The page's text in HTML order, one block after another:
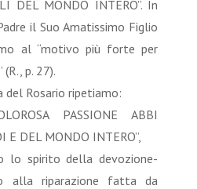
DEL MONDO INTERO”. In
il Suo Amatissimo Figlio
al “motivo più forte per
p. 27).
del Rosario ripetiamo:
PASSIONE ABBI
E DEL MONDO INTERO”,
lo spirito della devozione-
alla riparazione fatta da